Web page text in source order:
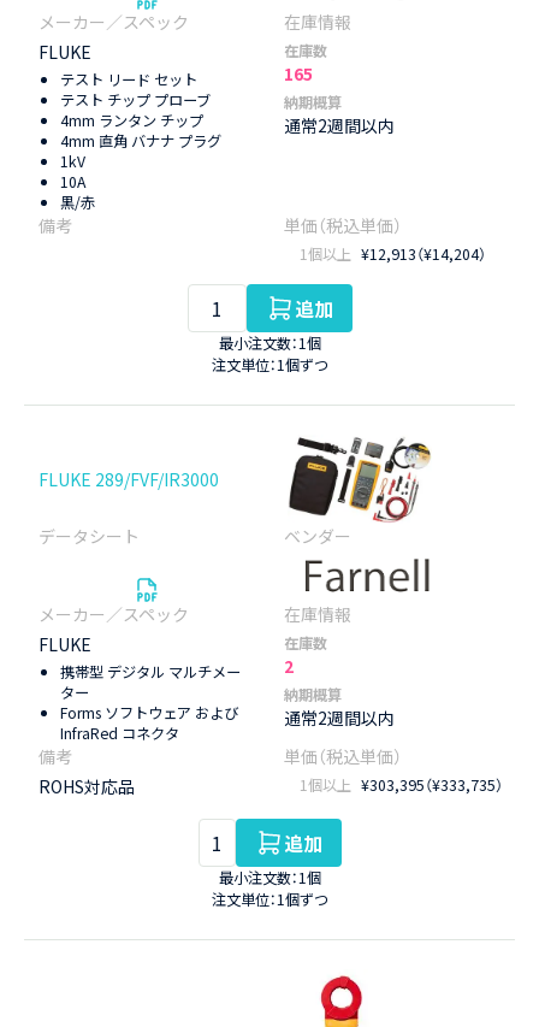
FLUKE
テスト リード セット
テスト チップ プローブ
4mm ランタン チップ
4mm 直角 バナナ プラグ
1kV
10A
黒/赤
在庫数
165
納期概算
通常2週間以内
1個以上 ¥12,913（¥14,204）
追加
最小注文数：1個
注文単位：1個ずつ
FLUKE 289/FVF/IR3000
FLUKE
携帯型 デジタル マルチメー
ター
Forms ソフトウェア および
InfraRed コネクタ
在庫数
2
納期概算
通常2週間以内
ROHS対応品 1個以上 ¥303,395（¥333,735）
追加
最小注文数：1個
注文単位：1個ずつ